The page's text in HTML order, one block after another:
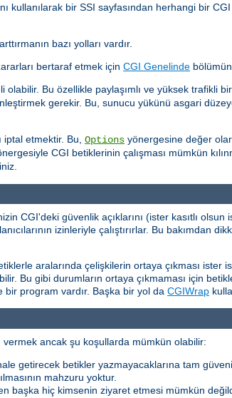
kullanılarak bir SSI sayfasından herhangi bir
bazı yolları vardır.
bertaraf etmek için CGI Genelinde
olabilir. Bu özellikle paylaşımlı ve yüksek trafikli
gerekir. Bu, sunucu yükünü asgari
iptal etmektir. Bu, Options yönergesine değer
CGI betiklerinin çalışması mümkün
CGI'deki güvenlik açıklarını (ister kasıtlı
izinleriyle çalıştırırlar. Bu bakımdan
aralarında çelişkilerin ortaya çıkması ister
Bu gibi durumların ortaya çıkmaması için
bir program vardır. Başka bir yol da CGIWrap
vermek ancak şu koşullarda mümkün olabilir:
hale getirecek betikler yazmayacaklarına tam
mahzuru yoktur.
başka hiç kimsenin ziyaret etmesi mümkün